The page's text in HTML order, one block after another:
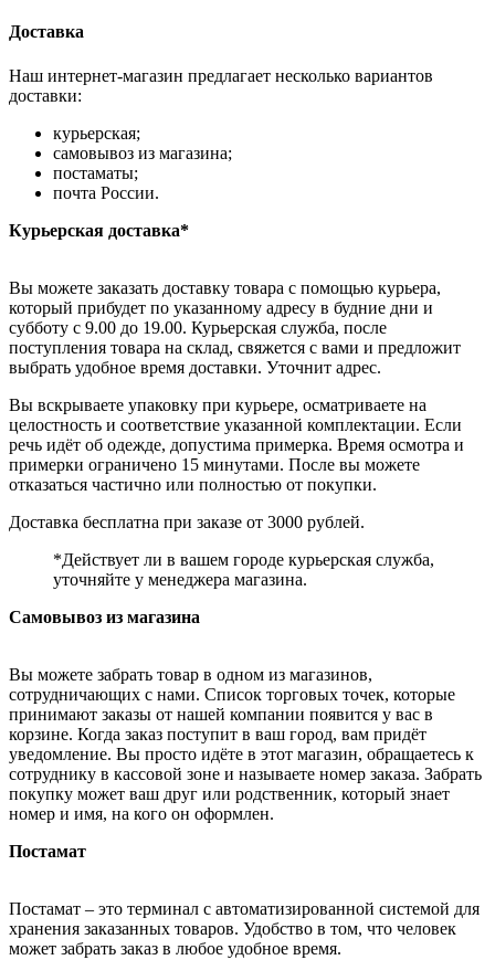
Доставка
Наш интернет-магазин предлагает несколько вариантов
доставки:
курьерская;
самовывоз из магазина;
постаматы;
почта России.
Курьерская доставка*
Вы можете заказать доставку товара с помощью курьера,
который прибудет по указанному адресу в будние дни и
субботу с 9.00 до 19.00. Курьерская служба, после
поступления товара на склад, свяжется с вами и предложит
выбрать удобное время доставки. Уточнит адрес.
Вы вскрываете упаковку при курьере, осматриваете на
целостность и соответствие указанной комплектации. Если
речь идёт об одежде, допустима примерка. Время осмотра и
примерки ограничено 15 минутами. После вы можете
отказаться частично или полностью от покупки.
Доставка бесплатна при заказе от 3000 рублей.
*Действует ли в вашем городе курьерская служба,
уточняйте у менеджера магазина.
Самовывоз из магазина
Вы можете забрать товар в одном из магазинов,
сотрудничающих с нами. Список торговых точек, которые
принимают заказы от нашей компании появится у вас в
корзине. Когда заказ поступит в ваш город, вам придёт
уведомление. Вы просто идёте в этот магазин, обращаетесь к
сотруднику в кассовой зоне и называете номер заказа. Забрать
покупку может ваш друг или родственник, который знает
номер и имя, на кого он оформлен.
Постамат
Постамат – это терминал с автоматизированной системой для
хранения заказанных товаров. Удобство в том, что человек
может забрать заказ в любое удобное время.